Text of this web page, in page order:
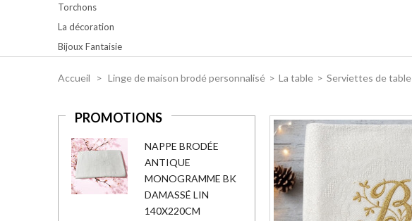
Torchons
La décoration
Bijoux Fantaisie
Accueil > Linge de maison brodé personnalisé > La table > Serviettes de table
PROMOTIONS
NAPPE BRODÉE
ANTIQUE
MONOGRAMME BK
DAMASSÉ LIN
140X220CM